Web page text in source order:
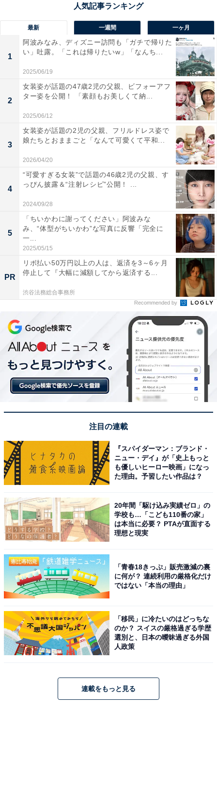
最新 一週間 一ヶ月
1
阿波みなみ、ディズニー訪問も「ガチで帰りた
い」吐露。「これは帰りたいw」「なんち...
2025/06/19
2
女装姿が話題の47歳2児の父親、ビフォーアフ
ター姿を公開！ 「素顔もお美しくて納...
2025/06/12
3
女装姿が話題の2児の父親、フリルドレス姿で
娘たちとおままごと「なんて可愛くて平和...
2026/04/20
4
“可愛すぎる女装”で話題の46歳2児の父親、す
っぴん披露＆“注射レシピ”公開！ ...
2024/09/28
5
「ちいかわに謝ってください」阿波みな
み、“体型がちいかわ”な写真に反響「完全に
一...
2025/05/15
PR
リボ払い50万円以上の人は、返済を3～6ヶ月
停止して『大幅に減額してから返済する...
渋谷法務総合事務所
Recommended by
注目の連載
『スパイダーマン：ブランド・
ニュー・デイ』が「史上もっと
も優しいヒーロー映画」になっ
た理由。予習したい作品は？
20年間「駆け込み実績ゼロ」の
学校も…「こども110番の家」
は本当に必要？ PTAが直面する
理想と現実
「青春18きっぷ」販売激減の裏
に何が？ 連続利用の厳格化だけ
ではない「本当の理由」
「移民」に冷たいのはどっちな
のか？ スイスの厳格過ぎる学歴
選別と、日本の曖昧過ぎる外国
人政策
連載をもっと見る